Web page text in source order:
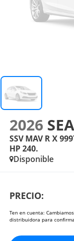
2026
SSV MAV R X
HP 240.
Disponible
PRECIO:
Ten en cuenta:
distribuidora para